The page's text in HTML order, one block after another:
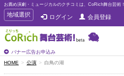
お薦め演劇・ミュージカルのクチコミは、CoRich舞台芸術！
T
o
g
g
e
n
a
地域選択 ログイン 会員登録
バナー広告お申込み
HOME 公演 白鳥の湖